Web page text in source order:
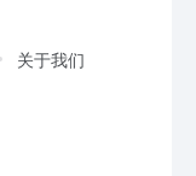
关于我们